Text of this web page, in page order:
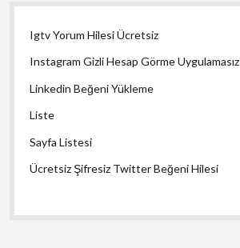
Igtv Yorum Hilesi Ücretsiz
Instagram Gizli Hesap Görme Uygulamasız
Linkedin Beğeni Yükleme
Liste
Sayfa Listesi
Ücretsiz Şifresiz Twitter Beğeni Hilesi